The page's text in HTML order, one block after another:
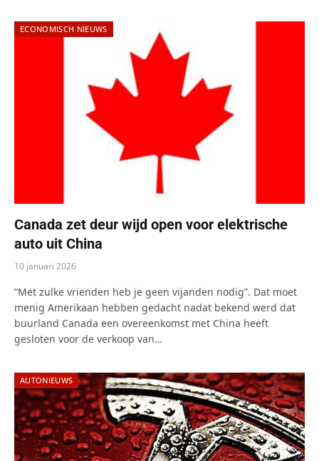
ECONOMISCH NIEUWS
Canada zet deur wijd open voor elektrische
auto uit China
10 januari 2026
“Met zulke vrienden heb je geen vijanden nodig”. Dat moet
menig Amerikaan hebben gedacht nadat bekend werd dat
buurland Canada een overeenkomst met China heeft
gesloten voor de verkoop van…
AUTONIEUWS